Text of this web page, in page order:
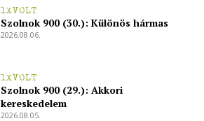
1XVOLT
Szolnok 900 (30.): Különös hármas
2026.08.06.
1XVOLT
Szolnok 900 (29.): Akkori
kereskedelem
2026.08.05.